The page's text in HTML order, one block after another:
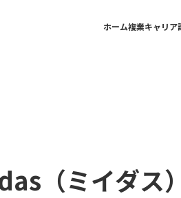
ホーム複業キャリア
（ミイダス）